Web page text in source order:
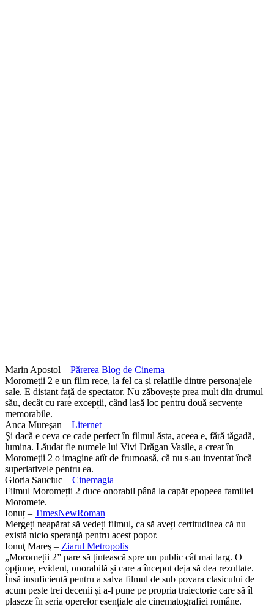
Marin Apostol – Părerea Blog de Cinema
Moromeții 2 e un film rece, la fel ca și relațiile dintre personajele
sale. E distant față de spectator. Nu zăbovește prea mult din drumul
său, decât cu rare excepții, când lasă loc pentru două secvențe
memorabile.
Anca Mureşan – Liternet
Şi dacă e ceva ce cade perfect în filmul ăsta, aceea e, fără tăgadă,
lumina. Lăudat fie numele lui Vivi Drăgan Vasile, a creat în
Moromeţii 2 o imagine atît de frumoasă, că nu s-au inventat încă
superlativele pentru ea.
Gloria Sauciuc – Cinemagia
Filmul Moromeții 2 duce onorabil până la capăt epopeea familiei
Moromete.
Ionuț – TimesNewRoman
Mergeți neapărat să vedeți filmul, ca să aveți certitudinea că nu
există nicio speranță pentru acest popor.
Ionuţ Mareş – Ziarul Metropolis
„Moromeții 2” pare să țintească spre un public cât mai larg. O
opțiune, evident, onorabilă și care a început deja să dea rezultate.
Însă insuficientă pentru a salva filmul de sub povara clasicului de
acum peste trei decenii și a-l pune pe propria traiectorie care să îl
plaseze în seria operelor esențiale ale cinematografiei române.